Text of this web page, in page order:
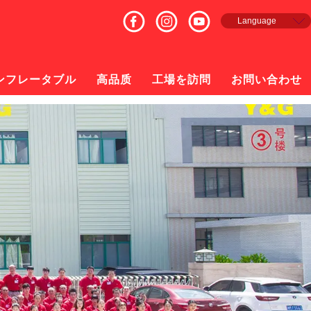
Language
русский
日本語
한국의
フレータブル 高品质 工場を訪問 お問い合わせ